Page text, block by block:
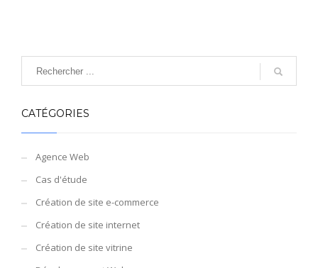
CATÉGORIES
Agence Web
Cas d'étude
Création de site e-commerce
Création de site internet
Création de site vitrine